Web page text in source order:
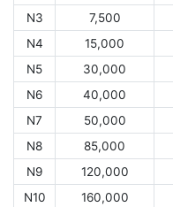
N3
7,500
N4
15,000
N5
30,000
N6
40,000
N7
50,000
N8
85,000
N9
120,000
N10
160,000